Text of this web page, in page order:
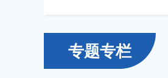
专题专栏